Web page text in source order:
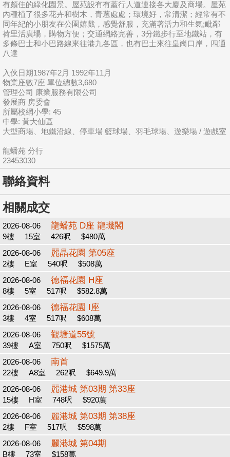
有頗佳的綠化園景。屋苑設有有蓋行人道連接各大廈及商場。屋苑
內種植了很多花卉和樹木，青蔥處處；環境好，常清潔；經常有不
同年紀的小朋友在公園嬉戲，感覺舒服，充滿著活力和生氣;毗鄰
荷里活廣場，購物方便；交通網絡完善，3分鐵步行至地鐵站，有
多條巴士和小巴路線來往港九各區，也有巴士來往皇崗口岸，四通
八達
入伙日期1987年2月 1992年11月
物業座數7座 單位總數3,680
管理公司 康業服務有限公司
發展商 房委會
所屬校網小學: 45
中學: 黃大仙區
大型商場、地鐵沿線、停車場 籃球場、羽毛球場、遊樂場 / 遊戲室
龍蟠苑 分行
23453030
聯絡資料
相關成交
2026-08-06 龍蟠苑 D座 龍璣閣
9樓 15室 426呎
$480萬
2026-08-06
麗晶花園 第05座
2樓 E室 540呎
$508萬
2026-08-06
德福花園 H座
8樓 5室 517呎
$582.8萬
2026-08-06
德福花園 I座
3樓 4室 517呎
$608萬
2026-08-06
觀塘道55號
39樓 A室 750呎
$1575萬
2026-08-06
南首
22樓 A8室 262呎
$649.9萬
2026-08-06
麗港城 第03期 第33座
15樓 H室 748呎
$920萬
2026-08-06
麗港城 第03期 第38座
2樓 F室 517呎
$598萬
2026-08-06
麗港城 第04期
B樓 73室 $158萬